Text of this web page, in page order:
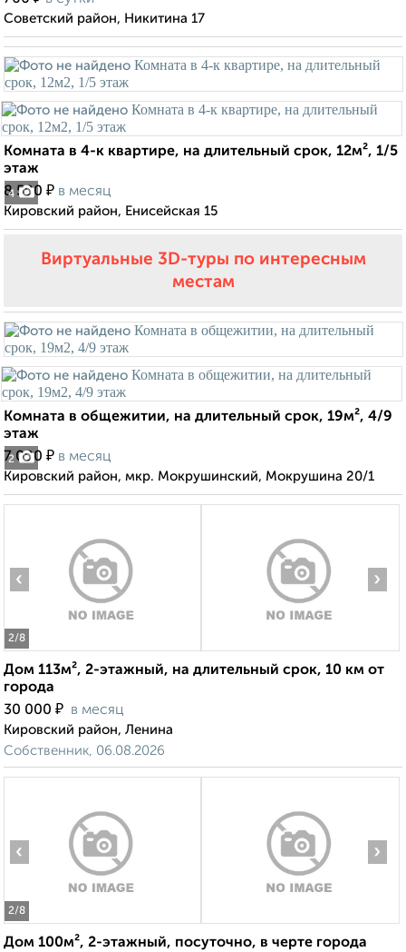
Советский район, Никитина 17
4
Комната в 4-к квартире, на длительный срок, 12м², 1/5
этаж
8 500 ₽ в месяц
Кировский район, Енисейская 15
Виртуальные 3D-туры по интересным
местам
2
Комната в общежитии, на длительный срок, 19м², 4/9
этаж
7 000 ₽ в месяц
Кировский район, мкр. Мокрушинский, Мокрушина 20/1
2/8
‹ ›
Дом 113м², 2-этажный, на длительный срок, 10 км от
города
30 000 ₽ в месяц
Кировский район, Ленина
Собственник, 06.08.2026
2/8
‹ ›
Дом 100м², 2-этажный, посуточно, в черте города